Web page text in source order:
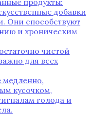
добавки
Они способствуют
и хроническим
чистой
для всех
медленно,
кусочком,
голода и